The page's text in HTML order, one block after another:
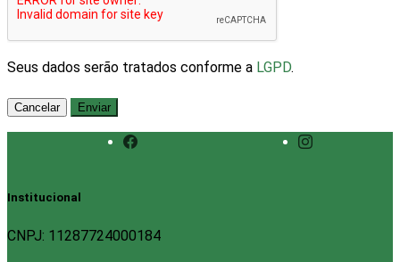
Seus dados serão tratados conforme a LGPD.
Cancelar Enviar
Institucional
CNPJ: 11287724000184